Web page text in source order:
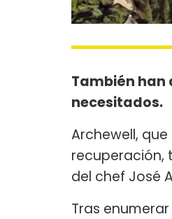
También han
necesitados.
Archewell,
recuperación,
del chef José
Tras